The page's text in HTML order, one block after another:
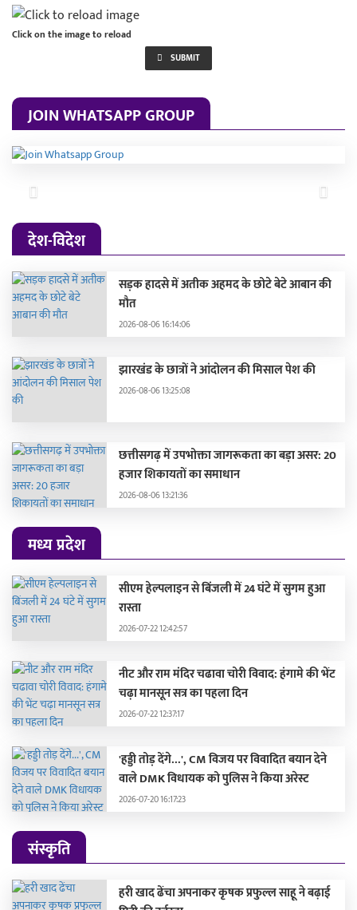
Click on the image to reload
SUBMIT
JOIN WHATSAPP GROUP
Previous
Next
देश-विदेश
सड़क हादसे में अतीक अहमद के छोटे बेटे आबान की
मौत
2026-08-06 16:14:06
झारखंड के छात्रों ने आंदोलन की मिसाल पेश की
2026-08-06 13:25:08
छत्तीसगढ़ में उपभोक्ता जागरूकता का बड़ा असर: 20
हजार शिकायतों का समाधान
2026-08-06 13:21:36
मध्य प्रदेश
सीएम हेल्पलाइन से बिंजली में 24 घंटे में सुगम हुआ
रास्ता
2026-07-22 12:42:57
नीट और राम मंदिर चढावा चोरी विवाद: हंगामे की भेंट
चढ़ा मानसून सत्र का पहला दिन
2026-07-22 12:37:17
'हड्डी तोड़ देंगे...', CM विजय पर विवादित बयान देने
वाले DMK विधायक को पुलिस ने किया अरेस्ट
2026-07-20 16:17:23
संस्कृति
हरी खाद ढेंचा अपनाकर कृषक प्रफुल्ल साहू ने बढ़ाई